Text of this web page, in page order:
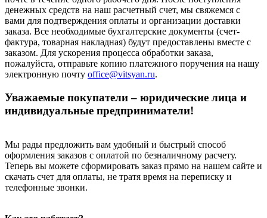
денежных средств на наш расчетный счет, мы свяжемся с
вами для подтверждения оплаты и организации доставки
заказа. Все необходимые бухгалтерские документы (счет-
фактура, товарная накладная) будут предоставлены вместе с
заказом. Для ускорения процесса обработки заказа,
пожалуйста, отправьте копию платежного поручения на нашу
электронную почту office@vitsyan.ru.
Уважаемые покупатели – юридические лица и
индивидуальные предприниматели!
Мы рады предложить вам удобный и быстрый способ
оформления заказов с оплатой по безналичному расчету.
Теперь вы можете сформировать заказ прямо на нашем сайте и
скачать счет для оплаты, не тратя время на переписку и
телефонные звонки.